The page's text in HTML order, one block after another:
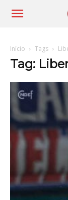
Início Tags
Tag: